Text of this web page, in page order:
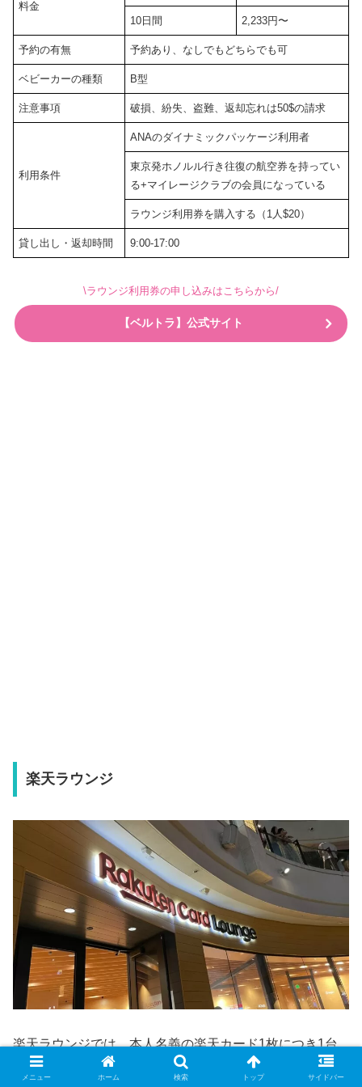
料金
10日間
2,233円〜
予約の有無 予約あり、なしでもどちらでも可
ベビーカーの種類 B型
注意事項 破損、紛失、盗難、返却忘れは50$の請求
利用条件
ANAのダイナミックパッケージ利用者
東京発ホノルル行き往復の航空券を持ってい
る+マイレージクラブの会員になっている
ラウンジ利用券を購入する（1人$20）
貸し出し・返却時間 9:00-17:00
\ラウンジ利用券の申し込みはこちらから/
【ベルトラ】公式サイト
楽天ラウンジ
楽天ラウンジでは、本人名義の楽天カード1枚につき1台
のベビーカーを借りることができます。
メニュー ホーム 検索 トップ サイドバー